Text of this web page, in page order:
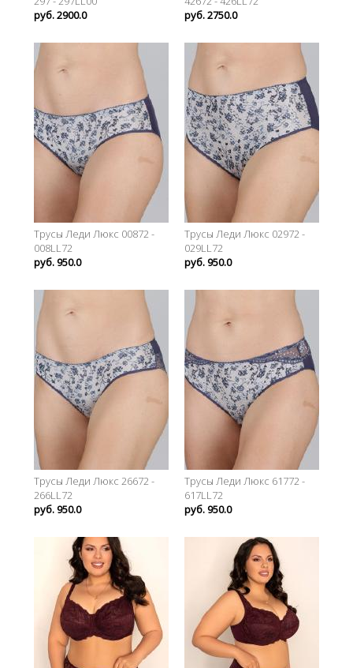
руб. 2900.0
руб. 2750.0
Трусы Леди Люкс 00872 -
008LL72
руб. 950.0
Трусы Леди Люкс 02972 -
029LL72
руб. 950.0
Трусы Леди Люкс 26672 -
266LL72
руб. 950.0
Трусы Леди Люкс 61772 -
617LL72
руб. 950.0